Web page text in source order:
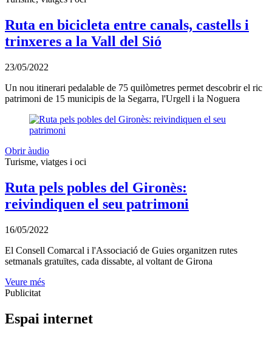
Ruta en bicicleta entre canals, castells i
trinxeres a la Vall del Sió
23/05/2022
Un nou itinerari pedalable de 75 quilòmetres permet descobrir el ric
patrimoni de 15 municipis de la Segarra, l'Urgell i la Noguera
Obrir àudio
Turisme, viatges i oci
Ruta pels pobles del Gironès:
reivindiquen el seu patrimoni
16/05/2022
El Consell Comarcal i l'Associació de Guies organitzen rutes
setmanals gratuïtes, cada dissabte, al voltant de Girona
Veure més
Publicitat
Espai internet